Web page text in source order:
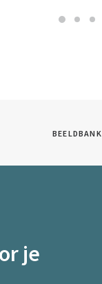
BEELDBANK
je